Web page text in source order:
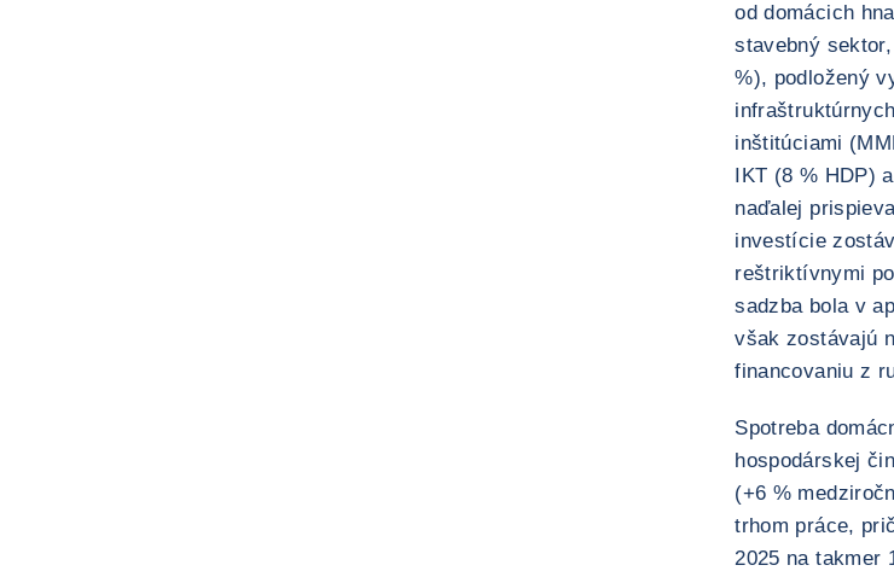
od domácich
stavebný
%), podložený
inštitúciami
IKT (8 % HDP)
naďalej
investície
reštriktívnymi
sadzba bola v
však zostávajú
financovaniu z
Spotreba
hospodárskej
(+6 %
trhom práce,
2025 na takmer